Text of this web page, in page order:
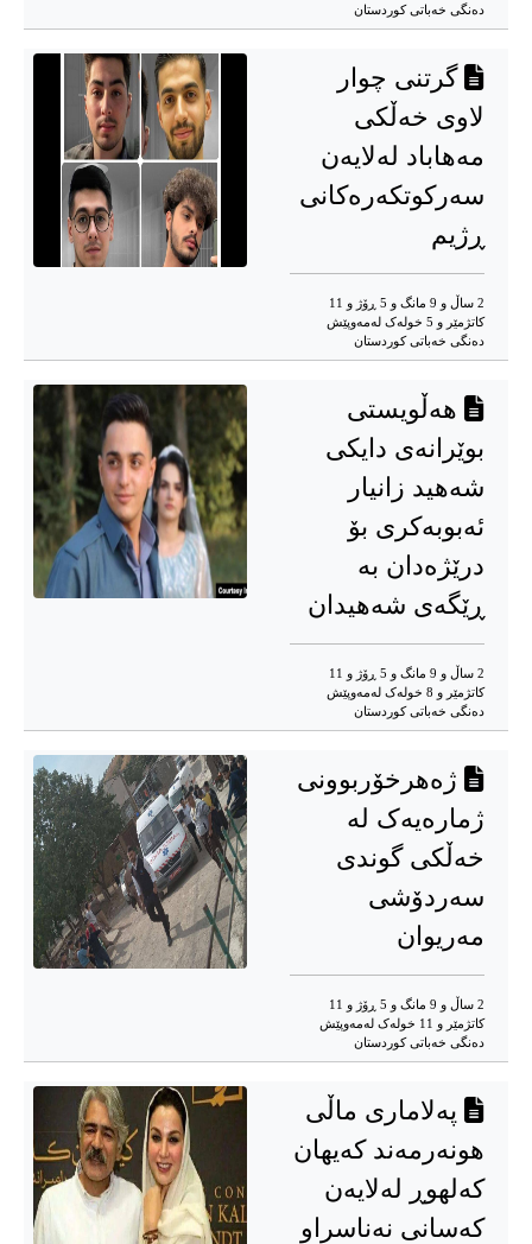
دەنگی خەباتی کوردستان
گرتنی چوار
لاوی خەڵکی
مەهاباد لەلایەن
سەرکوتکەرەکانی
ڕژیم
2 ساڵ و 9 مانگ و 5 ڕۆژ و 11
کاتژمێر و 5 خوله‌ک له‌مه‌وپێش‌
دەنگی خەباتی کوردستان
هەڵویستی
بوێرانەی دایکی
شەهید زانیار
ئەبوبەکری بۆ
درێژەدان بە
ڕێگەی شەهیدان
2 ساڵ و 9 مانگ و 5 ڕۆژ و 11
کاتژمێر و 8 خوله‌ک له‌مه‌وپێش‌
دەنگی خەباتی کوردستان
ژەهرخۆربوونی
ژمارەیەک لە
خەڵکی گوندی
سەردۆشی
مەریوان
2 ساڵ و 9 مانگ و 5 ڕۆژ و 11
کاتژمێر و 11 خوله‌ک له‌مه‌وپێش‌
دەنگی خەباتی کوردستان
پەلاماری ماڵی
هونەرمەند کەیهان
کەلهوڕ لەلایەن
کەسانی نەناسراو